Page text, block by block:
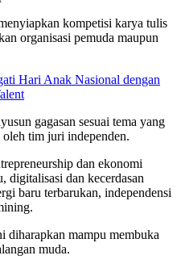
kompetisi karya tulis
organisasi pemuda maupun
Hari Anak Nasional dengan
gagasan sesuai tema yang
tim juri independen.
dan ekonomi
dan kecerdasan
baru terbarukan, independensi
diharapkan mampu membuka
muda.